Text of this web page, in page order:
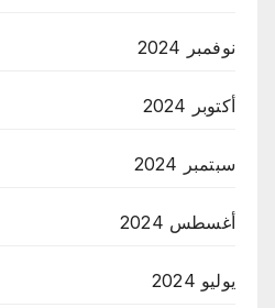
نوفمبر 2024
أكتوبر 2024
سبتمبر 2024
أغسطس 2024
يوليو 2024